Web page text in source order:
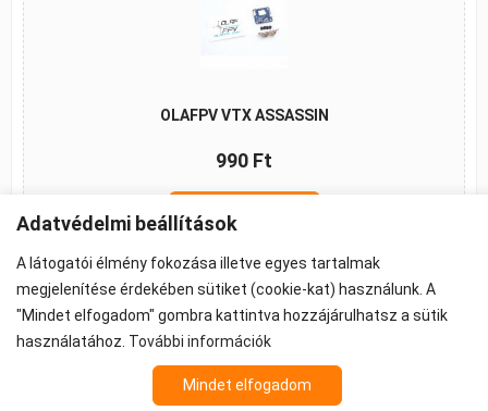
OLAFPV VTX ASSASSIN
990 Ft
©2026 - ÁSZF -Adatkezelés -Cookie beállítások
Propeller - FPV Alkatrész - FPV felszerelés
Az árak 27% ÁFA-t tartalmaznak.
Adatvédelmi beállítások
A látogatói élmény fokozása illetve egyes tartalmak
megjelenítése érdekében sütiket (cookie-kat) használunk. A
"Mindet elfogadom" gombra kattintva hozzájárulhatsz a sütik
használatához. További információk
Mindet elfogadom